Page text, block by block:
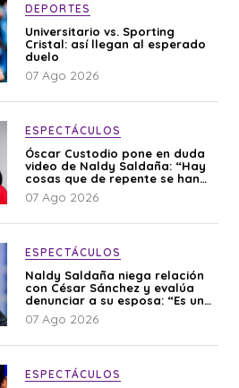
DEPORTES
Universitario vs. Sporting
Cristal: así llegan al esperado
duelo
07 Ago 2026
ESPECTÁCULOS
Óscar Custodio pone en duda
video de Naldy Saldaña: “Hay
cosas que de repente se han
editado”
07 Ago 2026
ESPECTÁCULOS
Naldy Saldaña niega relación
con César Sánchez y evalúa
denunciar a su esposa: “Es una
difamación”
07 Ago 2026
ESPECTÁCULOS